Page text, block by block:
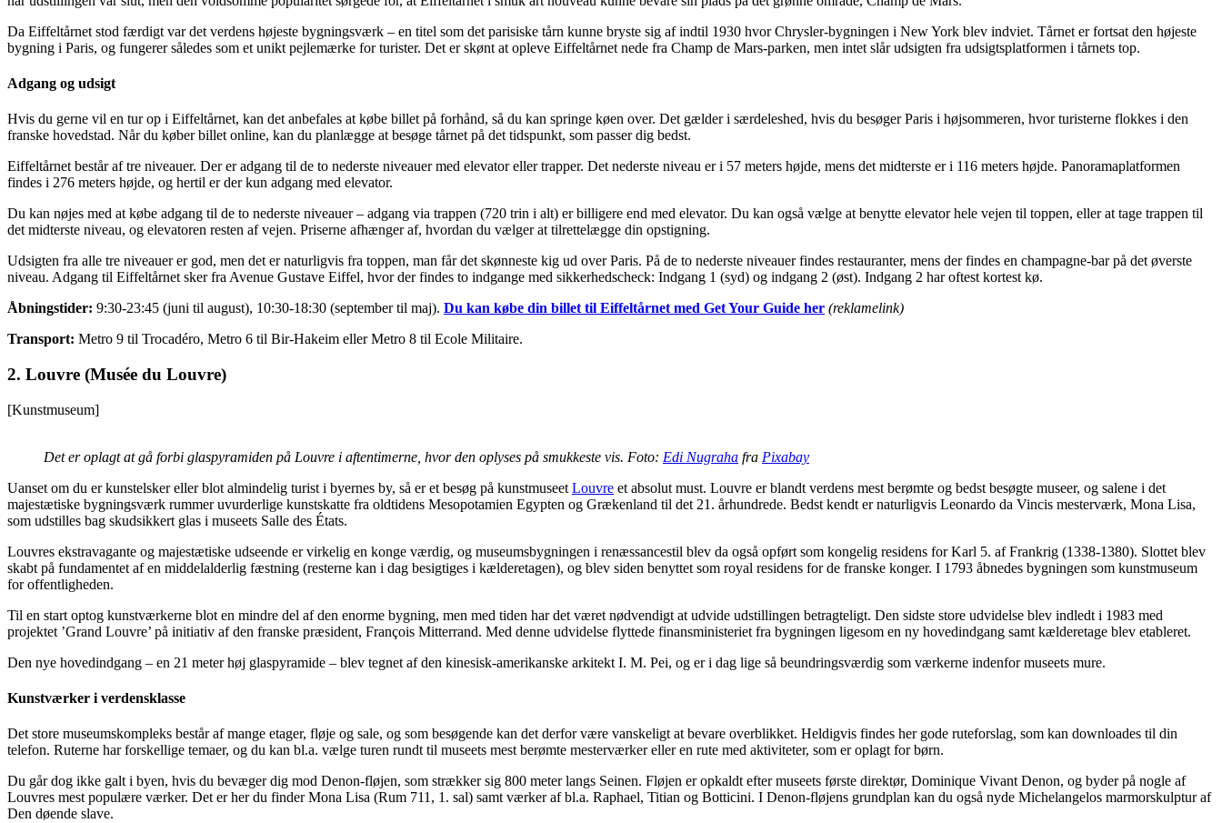
Da Eiffeltårnet stod færdigt var det verdens højeste bygningsværk – en titel som det parisiske tårn kunne bryste sig af indtil 1930 hvor Chrysler-bygningen i New York blev indviet. Tårnet er fortsat den højeste
bygning i Paris, og fungerer således som et unikt pejlemærke for turister. Det er skønt at opleve Eiffeltårnet nede fra Champ de Mars-parken, men intet slår udsigten fra udsigtsplatformen i tårnets top.
Adgang og udsigt
Hvis du gerne vil en tur op i Eiffeltårnet, kan det anbefales at købe billet på forhånd, så du kan springe køen over. Det gælder i særdeleshed, hvis du besøger Paris i højsommeren, hvor turisterne flokkes i den
franske hovedstad. Når du køber billet online, kan du planlægge at besøge tårnet på det tidspunkt, som passer dig bedst.
Eiffeltårnet består af tre niveauer. Der er adgang til de to nederste niveauer med elevator eller trapper. Det nederste niveau er i 57 meters højde, mens det midterste er i 116 meters højde. Panoramaplatformen
findes i 276 meters højde, og hertil er der kun adgang med elevator.
Du kan nøjes med at købe adgang til de to nederste niveauer – adgang via trappen (720 trin i alt) er billigere end med elevator. Du kan også vælge at benytte elevator hele vejen til toppen, eller at tage trappen til
det midterste niveau, og elevatoren resten af vejen. Priserne afhænger af, hvordan du vælger at tilrettelægge din opstigning.
Udsigten fra alle tre niveauer er god, men det er naturligvis fra toppen, man får det skønneste kig ud over Paris. På de to nederste niveauer findes restauranter, mens der findes en champagne-bar på det øverste
niveau. Adgang til Eiffeltårnet sker fra Avenue Gustave Eiffel, hvor der findes to indgange med sikkerhedscheck: Indgang 1 (syd) og indgang 2 (øst). Indgang 2 har oftest kortest kø.
Åbningstider: 9:30-23:45 (juni til august), 10:30-18:30 (september til maj). Du kan købe din billet til Eiffeltårnet med Get Your Guide her (reklamelink)
Transport: Metro 9 til Trocadéro, Metro 6 til Bir-Hakeim eller Metro 8 til Ecole Militaire.
2. Louvre (Musée du Louvre)
[Kunstmuseum]
Det er oplagt at gå forbi glaspyramiden på Louvre i aftentimerne, hvor den oplyses på smukkeste vis. Foto: Edi Nugraha fra Pixabay
Uanset om du er kunstelsker eller blot almindelig turist i byernes by, så er et besøg på kunstmuseet Louvre et absolut must. Louvre er blandt verdens mest berømte og bedst besøgte museer, og salene i det
majestætiske bygningsværk rummer uvurderlige kunstskatte fra oldtidens Mesopotamien Egypten og Grækenland til det 21. århundrede. Bedst kendt er naturligvis Leonardo da Vincis mesterværk, Mona Lisa,
som udstilles bag skudsikkert glas i museets Salle des États.
Louvres ekstravagante og majestætiske udseende er virkelig en konge værdig, og museumsbygningen i renæssancestil blev da også opført som kongelig residens for Karl 5. af Frankrig (1338-1380). Slottet blev
skabt på fundamentet af en middelalderlig fæstning (resterne kan i dag besigtiges i kælderetagen), og blev siden benyttet som royal residens for de franske konger. I 1793 åbnedes bygningen som kunstmuseum
for offentligheden.
Til en start optog kunstværkerne blot en mindre del af den enorme bygning, men med tiden har det været nødvendigt at udvide udstillingen betragteligt. Den sidste store udvidelse blev indledt i 1983 med
projektet ’Grand Louvre’ på initiativ af den franske præsident, François Mitterrand. Med denne udvidelse flyttede finansministeriet fra bygningen ligesom en ny hovedindgang samt kælderetage blev etableret.
Den nye hovedindgang – en 21 meter høj glaspyramide – blev tegnet af den kinesisk-amerikanske arkitekt I. M. Pei, og er i dag lige så beundringsværdig som værkerne indenfor museets mure.
Kunstværker i verdensklasse
Det store museumskompleks består af mange etager, fløje og sale, og som besøgende kan det derfor være vanskeligt at bevare overblikket. Heldigvis findes her gode ruteforslag, som kan downloades til din
telefon. Ruterne har forskellige temaer, og du kan bl.a. vælge turen rundt til museets mest berømte mesterværker eller en rute med aktiviteter, som er oplagt for børn.
Du går dog ikke galt i byen, hvis du bevæger dig mod Denon-fløjen, som strækker sig 800 meter langs Seinen. Fløjen er opkaldt efter museets første direktør, Dominique Vivant Denon, og byder på nogle af
Louvres mest populære værker. Det er her du finder Mona Lisa (Rum 711, 1. sal) samt værker af bl.a. Raphael, Titian og Botticini. I Denon-fløjens grundplan kan du også nyde Michelangelos marmorskulptur af
Den døende slave.